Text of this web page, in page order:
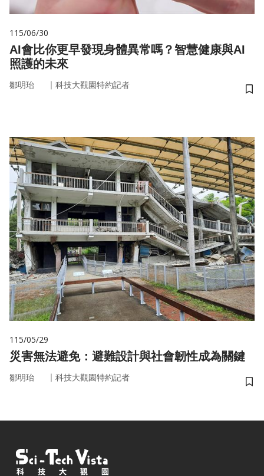
115/06/30
AI會比你更早發現身體異常嗎？智慧健康與AI
照護的未來
鄒明珆 ｜ 科技大觀園特約記者
儲
115/05/29
災害無法避免：避難設計與社會韌性成為關鍵
鄒明珆 ｜ 科技大觀園特約記者
儲